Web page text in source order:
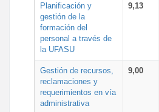
Planificación y
gestión de la
formación del
personal a través de
la UFASU
9,13
Gestión de recursos,
reclamaciones y
requerimientos en vía
administrativa
9,00